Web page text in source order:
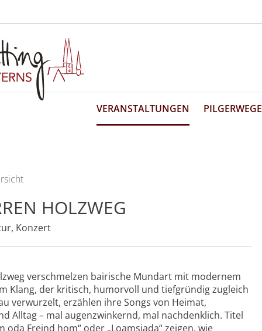
VERANSTALTUNGEN PILGERWEGE
HOLZWEG
, Konzert
verschmelzen bairische Mundart mit modernem
Klang, der kritisch, humorvoll und tiefgründig zugleich
verwurzelt, erzählen ihre Songs von Heimat,
Alltag – mal augenzwinkernd, mal nachdenklich. Titel
oda Freind hom“ oder „Loamsiada“ zeigen, wie